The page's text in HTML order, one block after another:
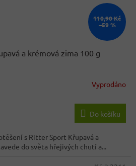
110,90 Kč
–59 %
a krémová zima 100 g
Vyprodáno
Do košíku
s Ritter Sport Křupavá a
do světa hřejivých chutí a...